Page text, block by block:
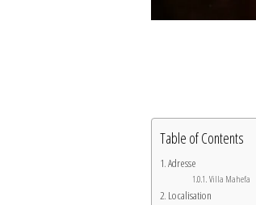
Table of Contents
Adresse
Villa Mahefa
Localisation